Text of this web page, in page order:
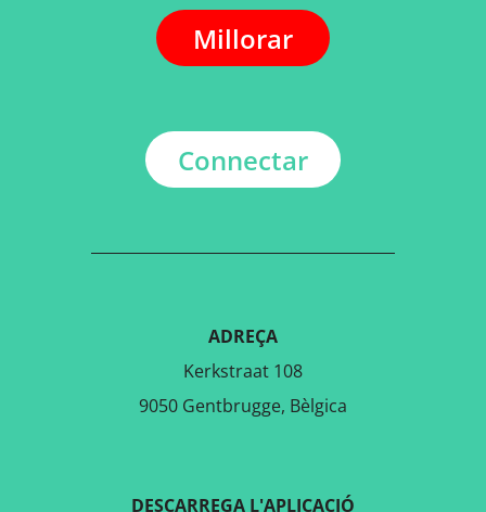
Millorar
Connectar
ADREÇA
Kerkstraat 108
9050 Gentbrugge, Bèlgica
DESCARREGA L'APLICACIÓ